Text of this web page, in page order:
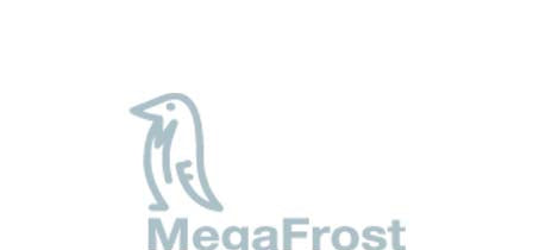
Αποδέχομαι τους
Αποστολή